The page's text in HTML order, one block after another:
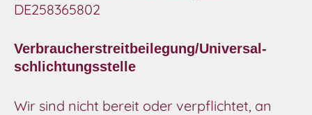
DE258365802
Verbraucher­streit­beilegung/Universal­
schlichtungs­stelle
Wir sind nicht bereit oder verpflichtet, an